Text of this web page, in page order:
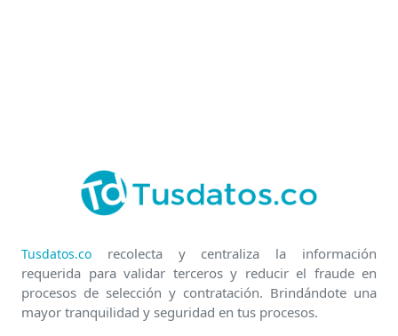
Tusdatos.co recolecta y centraliza la información
requerida para validar terceros y reducir el fraude en
procesos de selección y contratación. Brindándote una
mayor tranquilidad y seguridad en tus procesos.